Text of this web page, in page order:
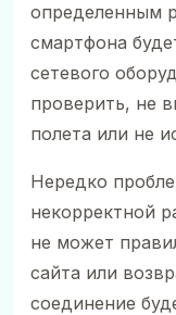
определенным
смартфона
сетевого
проверить, не
полета или не
Нередко
некорректной
не может
сайта или
соединение